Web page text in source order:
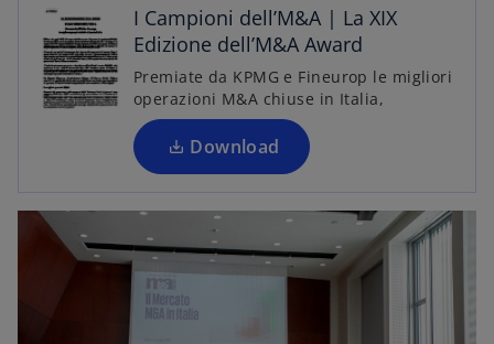
I Campioni dell’M&A | La XIX
Edizione dell’M&A Award
Premiate da KPMG e Fineurop le migliori
operazioni M&A chiuse in Italia,
Download
i
n
n
a
n
u
a
s